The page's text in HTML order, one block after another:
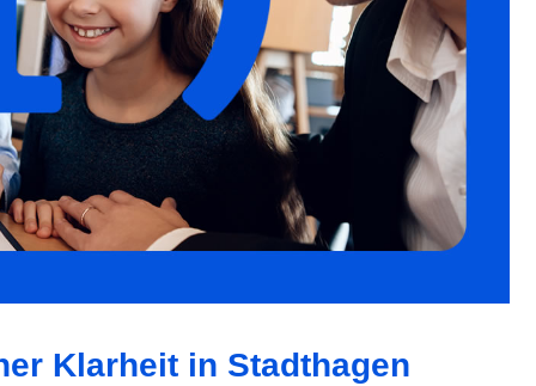
Klarheit in Stadthagen